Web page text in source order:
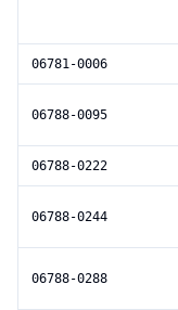
06781-0006
06788-0095
06788-0222
06788-0244
06788-0288